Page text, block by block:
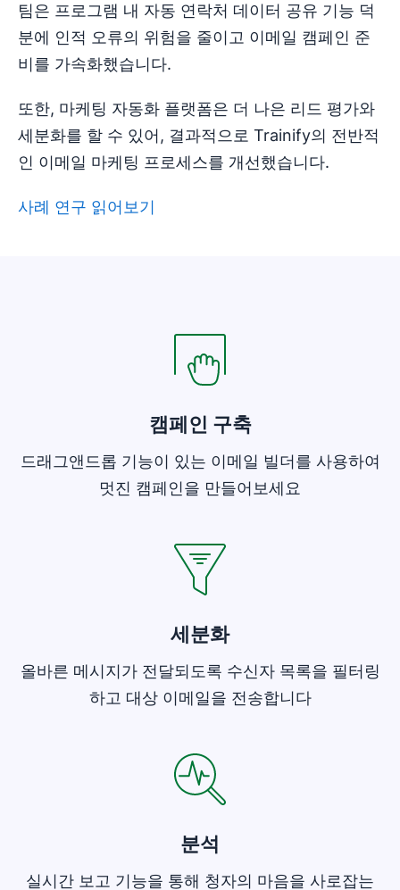
팀은 프로그램 내 자동 연락처 데이터 공유 기능 덕
분에 인적 오류의 위험을 줄이고 이메일 캠페인 준
비를 가속화했습니다.
또한, 마케팅 자동화 플랫폼은 더 나은 리드 평가와
세분화를 할 수 있어, 결과적으로 Trainify의 전반적
인 이메일 마케팅 프로세스를 개선했습니다.
사례 연구 읽어보기
캠페인 구축
드래그앤드롭 기능이 있는 이메일 빌더를 사용하여
멋진 캠페인을 만들어보세요
세분화
올바른 메시지가 전달되도록 수신자 목록을 필터링
하고 대상 이메일을 전송합니다
분석
실시간 보고 기능을 통해 청자의 마음을 사로잡는